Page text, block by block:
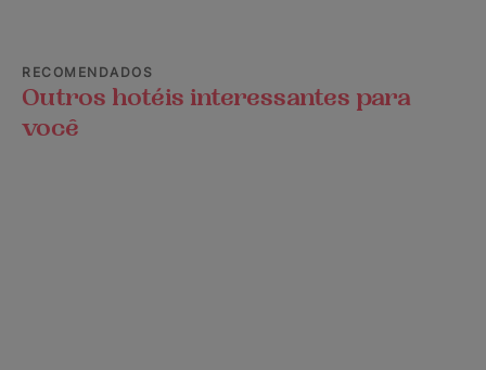
RECOMENDADOS
Outros hotéis interessantes para
você